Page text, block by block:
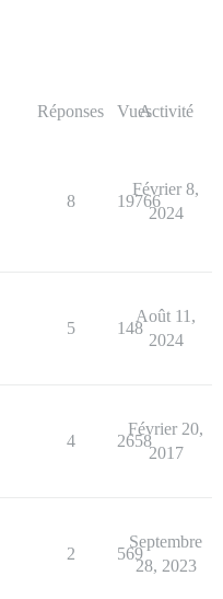
Réponses VuesActivité
8 19766
Février 8,
2024
5 148
Août 11,
2024
4 2658
Février 20,
2017
2 569
Septembre
28, 2023